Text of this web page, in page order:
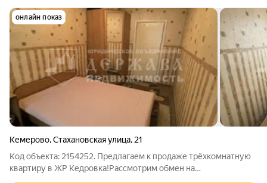
онлайн показ
Кемерово,Стахановская улица, 21
Код объекта: 2154252. Предлагаем к продаже трёхкомнатную
квартиру в ЖР Кедровка!Рассмотрим обмен на